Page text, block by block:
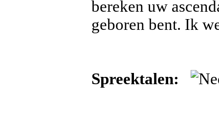
bereken uw
geboren bent. Ik
Spreektalen: